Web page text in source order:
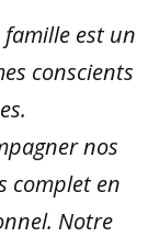
famille est un
conscients
nos
complet en
Notre